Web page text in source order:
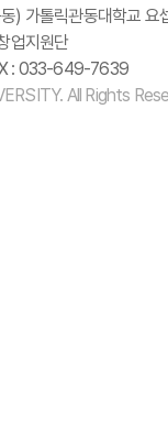
) 가톨릭관동대학교 요
업지원단
: 033-649-7639
All Rights